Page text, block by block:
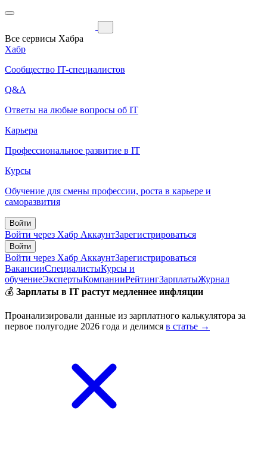
Все сервисы Хабра
Хабр
Сообщество IT-специалистов
Q&A
Ответы на любые вопросы об IT
Карьера
Профессиональное развитие в IT
Курсы
Обучение для смены профессии, роста в карьере и
саморазвития
Войти
Войти через Хабр АккаунтЗарегистрироваться
Войти
Войти через Хабр АккаунтЗарегистрироваться
ВакансииСпециалистыКурсы и
обучениеЭкспертыКомпанииРейтингЗарплатыЖурнал
💰 Зарплаты в IT растут медленнее инфляции
Проанализировали данные из зарплатного калькулятора за
первое полугодие 2026 года и делимся в статье →